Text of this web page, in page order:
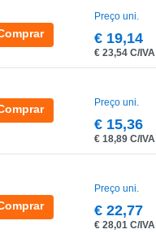
Preço uni.
€ 19,14
€ 23,54 C/IVA
Preço uni.
€ 15,36
€ 18,89 C/IVA
Preço uni.
€ 22,77
€ 28,01 C/IVA